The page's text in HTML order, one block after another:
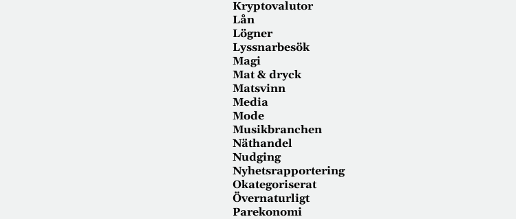
Kryptovalutor
Lån
Lögner
Lyssnarbesök
Magi
Mat & dryck
Matsvinn
Media
Mode
Musikbranchen
Näthandel
Nudging
Nyhetsrapportering
Okategoriserat
Övernaturligt
Parekonomi